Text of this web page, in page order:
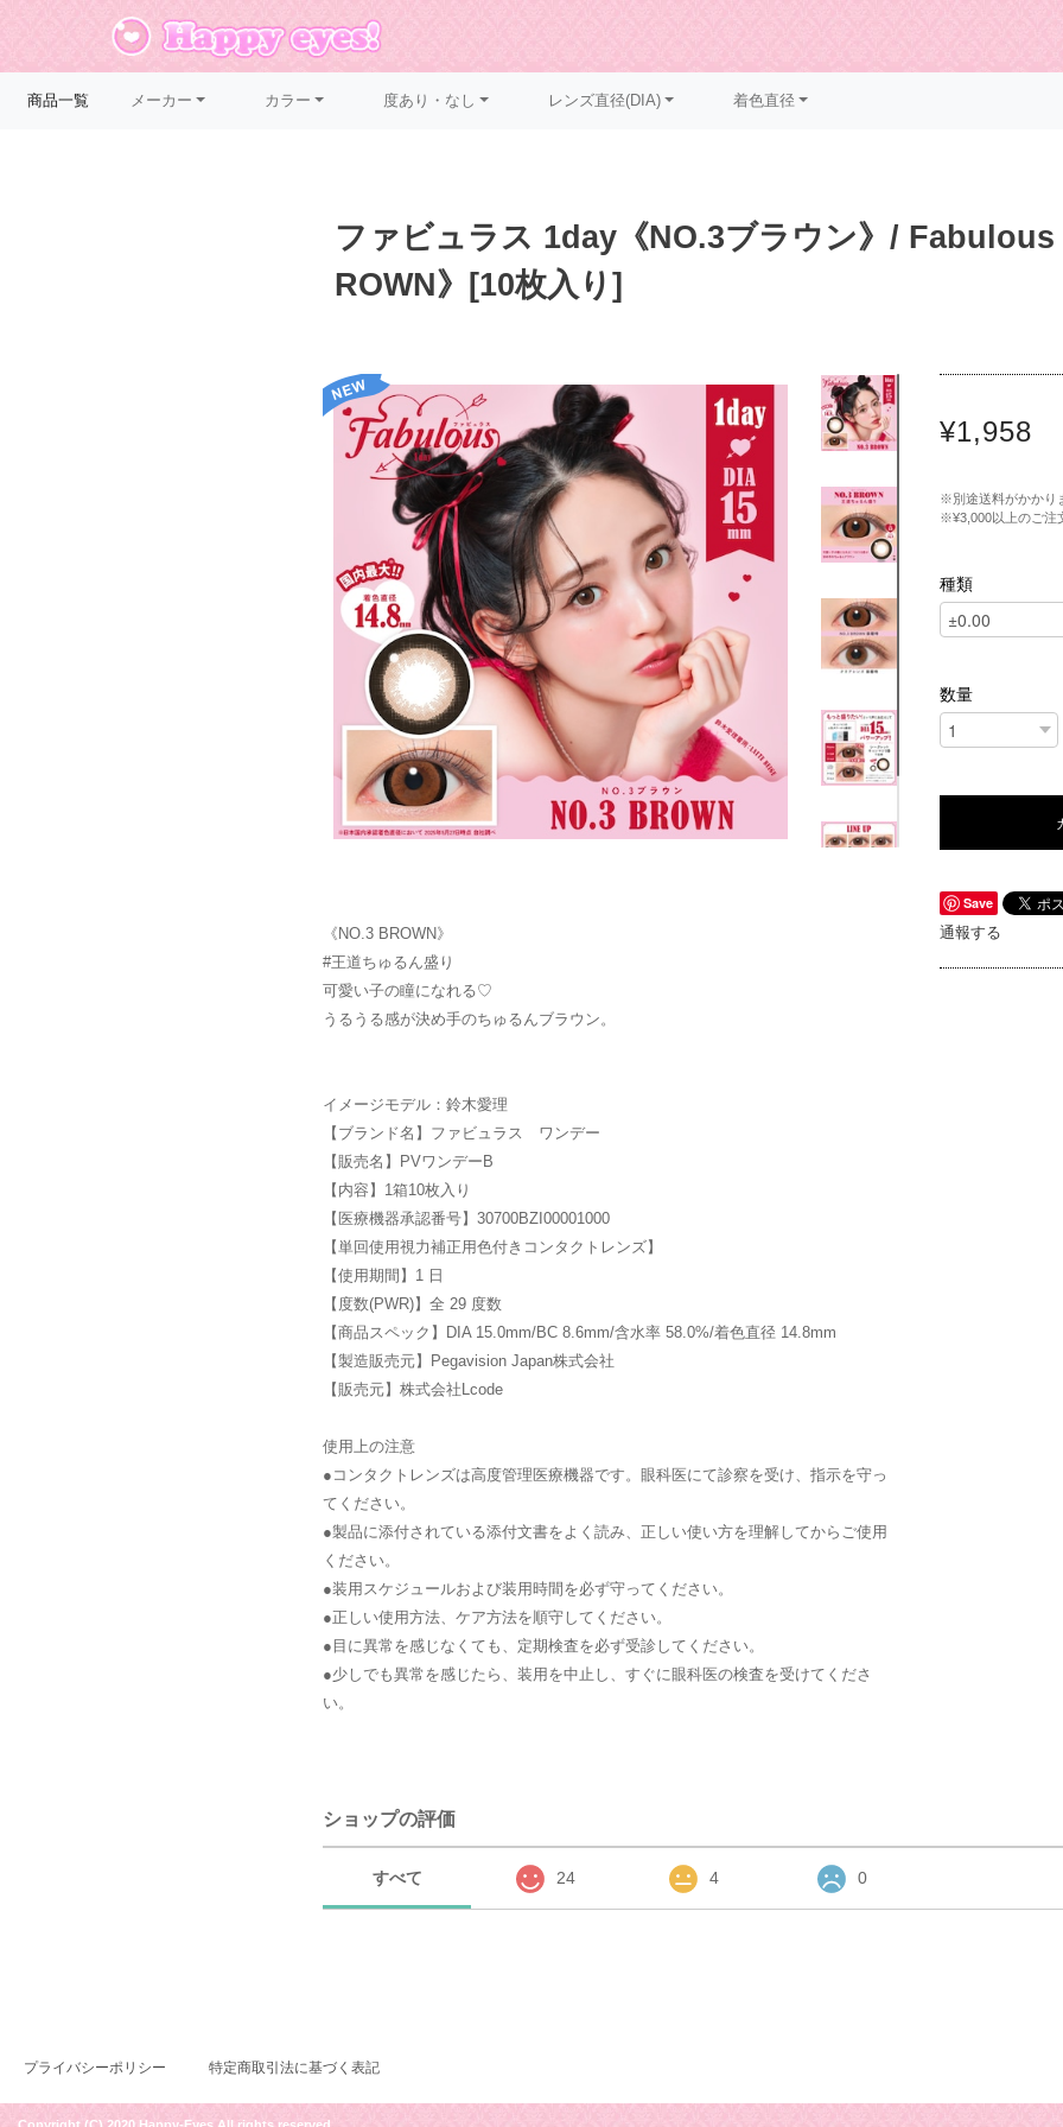
商品一覧 メーカー カラー 度あり・なし レンズ直径(DIA) 着色直径
ファビュラス 1day《NO.3ブラウン》/
ROWN》[10枚入り]
《NO.3 BROWN》
#王道ちゅるん盛り
可愛い子の瞳になれる♡
うるうる感が決め手のちゅるんブラウン。
イメージモデル：鈴木愛理
【ブランド名】ファビュラス ワンデー
【販売名】PVワンデーB
【内容】1箱10枚入り
【医療機器承認番号】30700BZI00001000
【単回使用視力補正用色付きコンタクトレンズ】
【使用期間】1 日
【度数(PWR)】全 29 度数
【商品スペック】DIA 15.0mm/BC 8.6mm/含水率 58.0%/着色直径 14.8mm
【製造販売元】Pegavision Japan株式会社
【販売元】株式会社Lcode
使用上の注意
●コンタクトレンズは高度管理医療機器です。眼科医にて診察を受け、指示を守っ
てください。
●製品に添付されている添付文書をよく読み、正しい使い方を理解してからご使用
ください。
●装用スケジュールおよび装用時間を必ず守ってください。
●正しい使用方法、ケア方法を順守してください。
●目に異常を感じなくても、定期検査を必ず受診してください。
●少しでも異常を感じたら、装用を中止し、すぐに眼科医の検査を受けてくださ
い。
¥1,958
※別途送料がかかり
※¥3,000以上のご注
種類
数量
Save
通報する
ショップの評価
すべて 24 4 0
プライバシーポリシー 特定商取引法に基づく表記